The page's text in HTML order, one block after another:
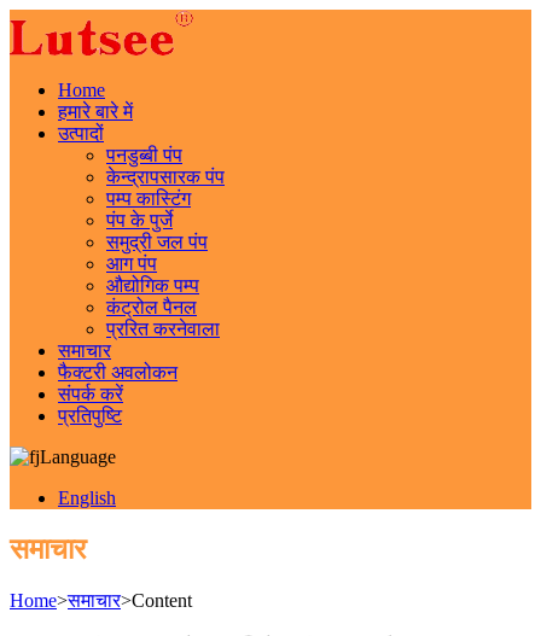
Home
हमारे बारे में
उत्पादों
पनडुब्बी पंप
केन्द्रापसारक पंप
पम्प कास्टिंग
पंप के पुर्जे
समुद्री जल पंप
आग पंप
औद्योगिक पम्प
कंट्रोल पैनल
प्ररित करनेवाला
समाचार
फैक्टरी अवलोकन
संपर्क करें
प्रतिपुष्टि
Language
English
समाचार
Home>समाचार>Content